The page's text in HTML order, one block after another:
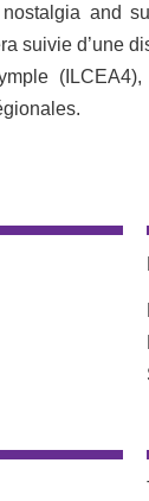
nostalgia and
suivie d’une